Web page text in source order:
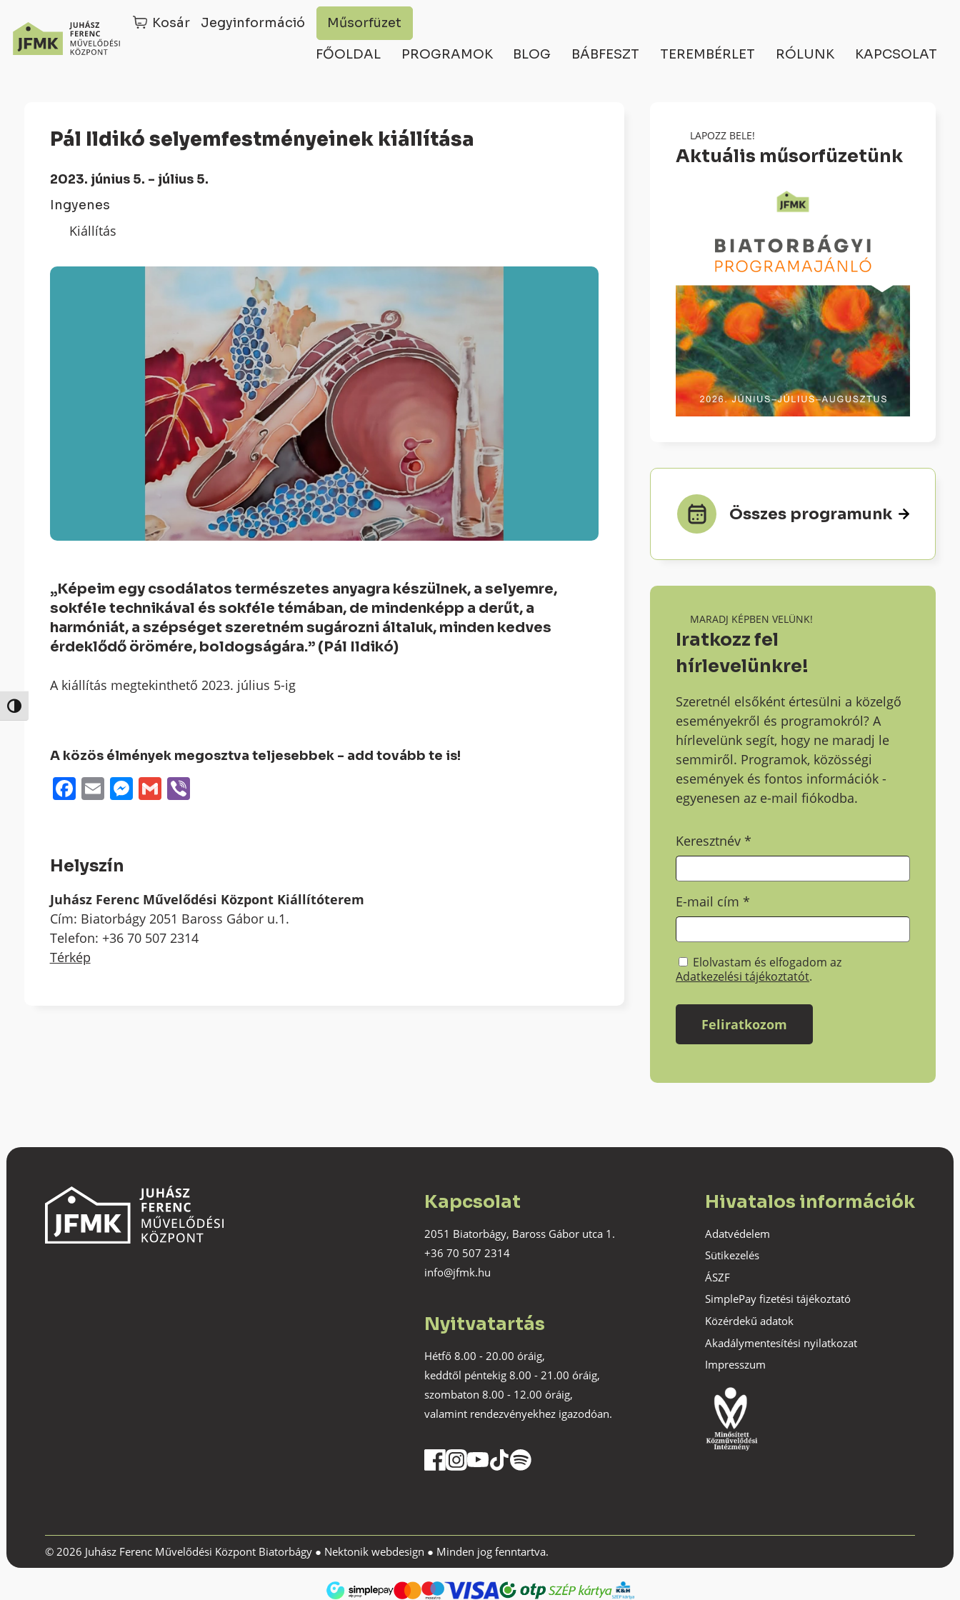
Nagy kontraszt váltása
Kosár Jegyinformáció Műsorfüzet
FŐOLDAL PROGRAMOK BLOG BÁBFESZT TEREMBÉRLET RÓLUNK KAPCSOLAT
Pál Ildikó selyemfestményeinek kiállítása
2023. június 5. - július 5.
Ingyenes
Kiállítás
„Képeim egy csodálatos természetes anyagra készülnek, a selyemre,
sokféle technikával és sokféle témában, de mindenképp a derűt, a
harmóniát, a szépséget szeretném sugározni általuk, minden kedves
érdeklődő örömére, boldogságára.” (Pál Ildikó)
A kiállítás megtekinthető 2023. július 5-ig
A közös élmények megosztva teljesebbek - add tovább te is!
Facebook
EmailMessenger
GmailViber
Helyszín
Juhász Ferenc Művelődési Központ Kiállítóterem
Cím: Biatorbágy 2051 Baross Gábor u.1.
Telefon: +36 70 507 2314
Térkép
LAPOZZ BELE!
Aktuális műsorfüzetünk
Összes programunk
MARADJ KÉPBEN VELÜNK!
Iratkozz fel
hírlevelünkre!
Szeretnél elsőként értesülni a közelgő
eseményekről és programokról? A
hírlevelünk segít, hogy ne maradj le
semmiről. Programok, közösségi
események és fontos információk -
egyenesen az e-mail fiókodba.
Keresztnév*
E-mail cím*
Elolvastam és elfogadom az
Adatkezelési tájékoztatót.
Kapcsolat
2051 Biatorbágy, Baross Gábor utca 1.
+36 70 507 2314
info@jfmk.hu
Nyitvatartás
Hétfő 8.00 - 20.00 óráig,
keddtől péntekig 8.00 - 21.00 óráig,
szombaton 8.00 - 12.00 óráig,
valamint rendezvényekhez igazodóan.
Hivatalos információk
Adatvédelem
Sütikezelés
ÁSZF
SimplePay fizetési tájékoztató
Közérdekű adatok
Akadálymentesítési nyilatkozat
Impresszum
© 2026 Juhász Ferenc Művelődési Központ Biatorbágy ● Nektonik webdesign ● Minden jog fenntartva.